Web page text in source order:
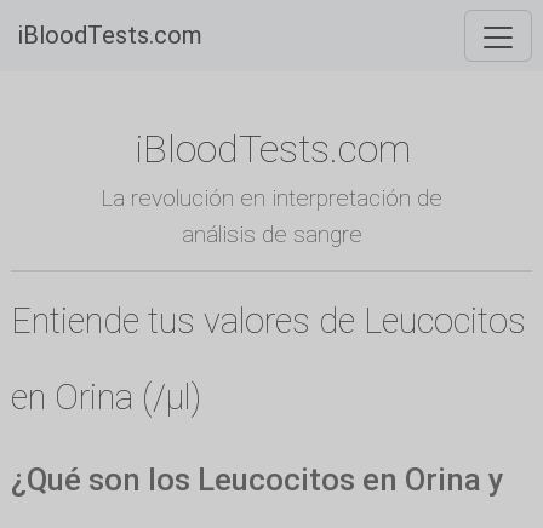
iBloodTests.com
iBloodTests.com
La revolución en interpretación de
análisis de sangre
Entiende tus valores de Leucocitos
en Orina (/µl)
¿Qué son los Leucocitos en Orina y